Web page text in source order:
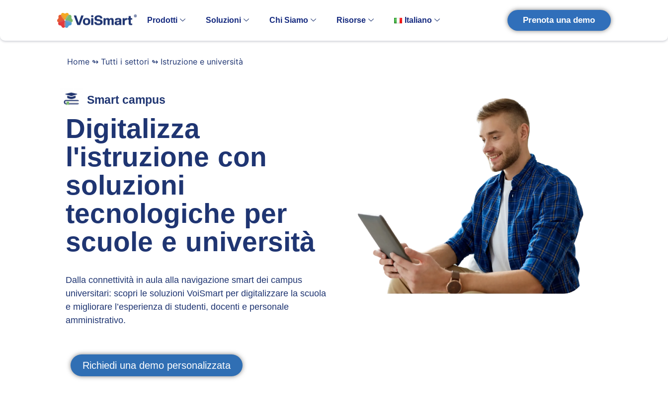
Prodotti Soluzioni Chi Siamo Risorse Italiano Prenota una demo
Home ↬Tutti i settori ↬ Istruzione e università
Smart campus
Digitalizza
l'istruzione con
soluzioni
tecnologiche per
scuole e università
Dalla connettività in aula alla navigazione smart dei campus
universitari: scopri le soluzioni VoiSmart per digitalizzare la scuola
e migliorare l’esperienza di studenti, docenti e personale
amministrativo.
Richiedi una demo personalizzata